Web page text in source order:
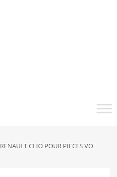
RENAULT CLIO POUR PIECES VO